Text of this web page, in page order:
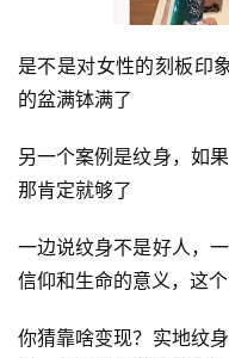
运
营
科
创
业
资
是不是对女性的刻板印
的盆满钵满了
另一个案例是纹身，如
那肯定就够了
一边说纹身不是好人，
信仰和生命的意义，这
你猜靠啥变现？实地纹